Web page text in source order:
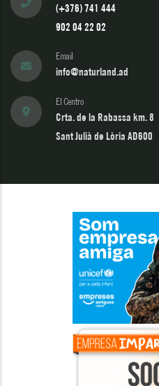
(+376) 741 444
902 04 22 02
Email
info@naturland.ad
El Centro
Crta. de la Rabassa km. 8
Sant Julià de Lòria AD600